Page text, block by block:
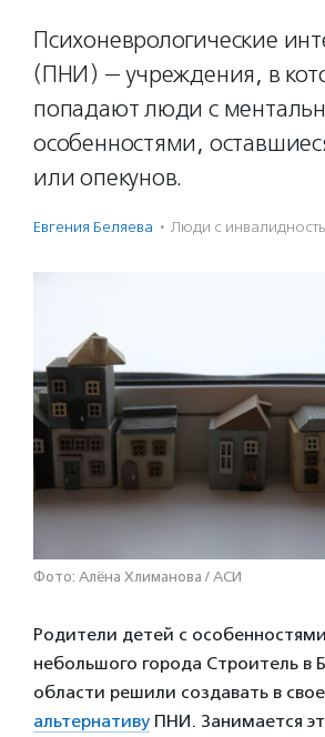
Психоневрологические
(ПНИ) — учреждения, в
попадают люди с
особенностями,
или опекунов.
Евгения Беляева · Люди с
Фото: Алёна Хлиманова / АСИ
Родители детей с
небольшого города Строитель в
области решили создавать в
альтернативу ПНИ. Занимается